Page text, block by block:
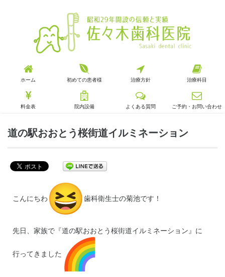
ホーム 初めての患者様 治療方針 治療科目
料金表 院内設備 よくある質問 ご予約・お問い合わせ
道の駅おおとう桜街道イルミネーション
こんにちわ 歯科衛生士の菊池です！
先日、家族で『道の駅おおとう桜街道イルミネーション』に
行ってきました